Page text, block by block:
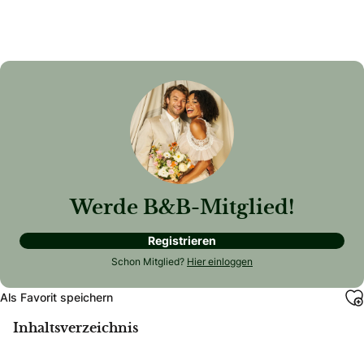
Werde B&B-Mitglied!
Registrieren
Schon Mitglied? Hier einloggen
Als Favorit speichern
Inhaltsverzeichnis